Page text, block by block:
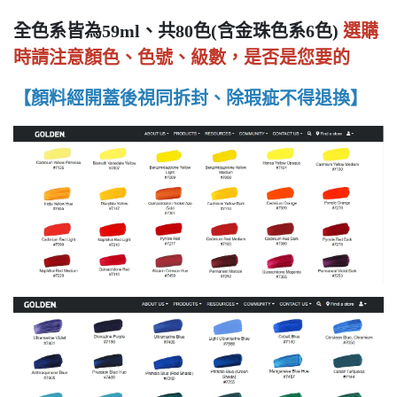
全色系皆為59ml、共80色(含金珠色系6色) 選購
時請注意顏色、色號、級數，是否是您要的
【顏料經開蓋後視同拆封、除瑕疵不得退換】